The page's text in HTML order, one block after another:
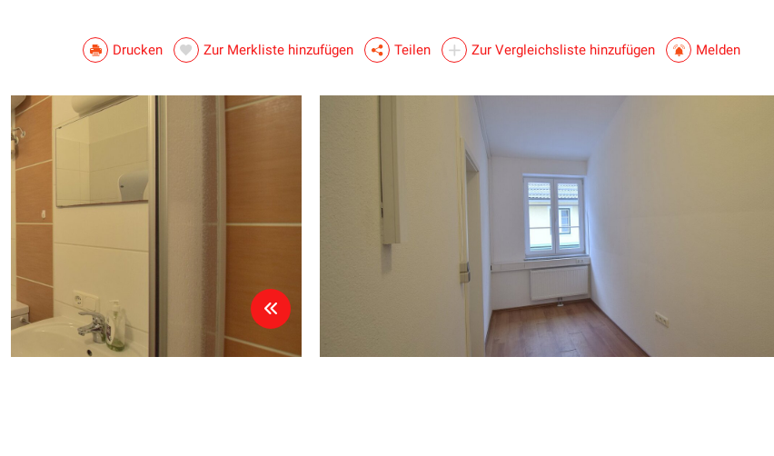
Drucken Zur Merkliste hinzufügen Teilen Zur Vergleichsliste hinzufügen Melden